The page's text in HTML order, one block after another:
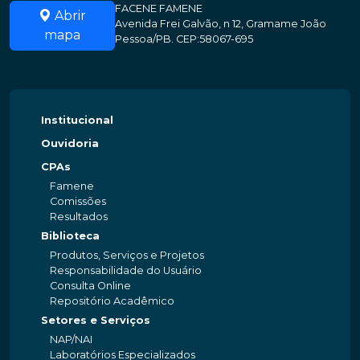
Abrir
mapa
FACENE FAMENE
Avenida Frei Galvão, n 12, Gramame João
Pessoa/PB. CEP:58067-695
Institucional
Ouvidoria
CPAs
Famene
Comissões
Resultados
Biblioteca
Produtos, Serviços e Projetos
Responsabilidade do Usuário
Consulta Online
Repositório Acadêmico
Setores e Serviços
NAP/NAI
Laboratórios Especializados